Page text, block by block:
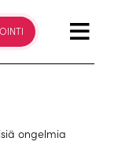
ongelmia